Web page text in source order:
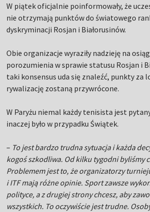
W piątek oficjalnie poinformowały, że
nie otrzymają punktów do światowego
dyskryminacji Rosjan i Białorusinów.
Obie organizacje wyraziły nadzieję na
porozumienia w sprawie statusu Rosjan i
taki konsensus uda się znaleźć, punkty za
rywalizację zostaną przywrócone.
W Paryżu niemal każdy tenisista jest
inaczej było w przypadku Świątek.
– To jest bardzo trudna sytuacja i każda
kogoś szkodliwa. Od kilku tygodni byliśmy
Problemem jest to, że organizatorzy turnieju
i ITF mają różne opinie. Sport zawsze
polityce, a z drugiej strony chcesz, aby
wszystkich. To oczywiście jest trudne.